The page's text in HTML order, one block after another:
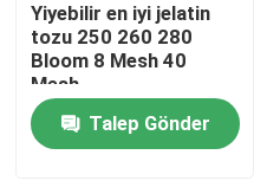
Kalite Kontrolü
Bizimle İletişim
Yiyebilir en iyi jelatin
tozu 250 260 280
Bloom 8 Mesh 40
Mesh
Talep Gönder